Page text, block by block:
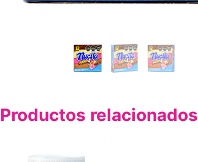
Productos relacionados